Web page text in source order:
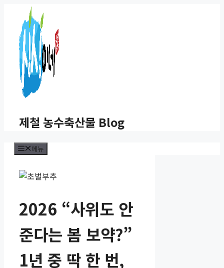
제철 농수축산물 Blog
메뉴
2026 “사위도 안
준다는 봄 보약?”
1년 중 딱 한 번,